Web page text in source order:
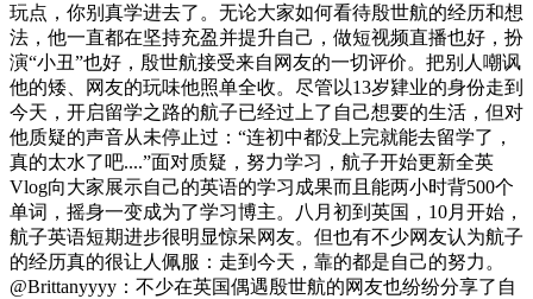
玩点，你别真学进去了。无论大家如何看待殷世航的经历和想
法，他一直都在坚持充盈并提升自己，做短视频直播也好，扮
演“小丑”也好，殷世航接受来自网友的一切评价。把别人嘲讽
他的矮、网友的玩味他照单全收。尽管以13岁肄业的身份走到
今天，开启留学之路的航子已经过上了自己想要的生活，但对
他质疑的声音从未停止过：“连初中都没上完就能去留学了，
真的太水了吧....”面对质疑，努力学习，航子开始更新全英
Vlog向大家展示自己的英语的学习成果而且能两小时背500个
单词，摇身一变成为了学习博主。八月初到英国，10月开始，
航子英语短期进步很明显惊呆网友。但也有不少网友认为航子
的经历真的很让人佩服：走到今天，靠的都是自己的努力。
@Brittanyyyy：不少在英国偶遇殷世航的网友也纷纷分享了自